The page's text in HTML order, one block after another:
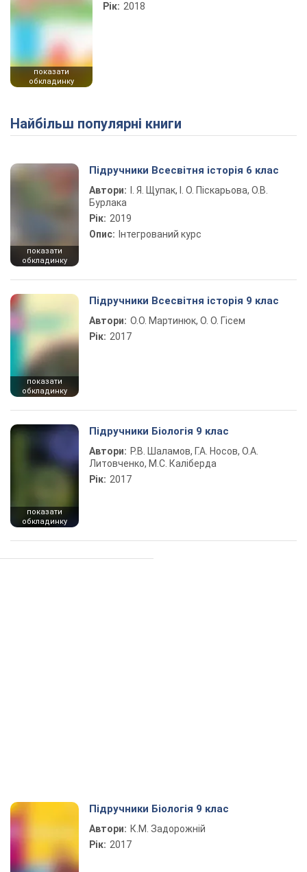
показати
обкладинку
Рік: 2018
Найбільш популярні книги
показати
обкладинку
Підручники Всесвітня історія 6 клас
Автори:
І. Я. Щупак, І. О. Піскарьова, О.В.
Бурлака
Рік: 2019
Опис: Інтегрований курс
показати
обкладинку
Підручники Всесвітня історія 9 клас
Автори: О.О. Мартинюк, О. О. Гісем
Рік: 2017
показати
обкладинку
Підручники Біологія 9 клас
Автори: Р.В. Шаламов, Г.А. Носов, О.А.
Литовченко, М.С. Каліберда
Рік: 2017
Підручники Біологія 9 клас
Автори: К.М. Задорожній
Рік: 2017